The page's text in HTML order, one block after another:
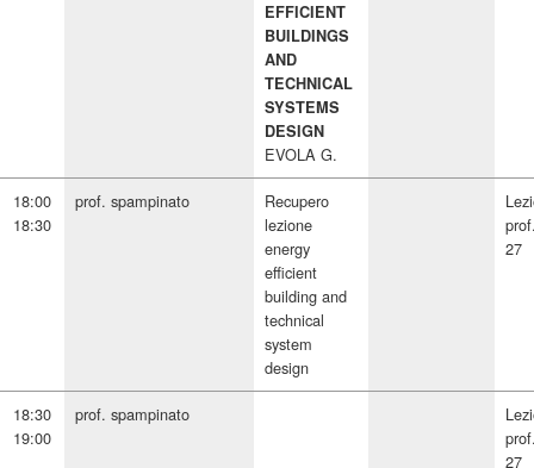
EFFICIENT
BUILDINGS
AND
TECHNICAL
SYSTEMS
DESIGN
EVOLA G.
18:00
18:30
prof. spampinato
Recupero
lezione
energy
efficient
building and
technical
system
design
27
18:30
19:00
prof. spampinato
27